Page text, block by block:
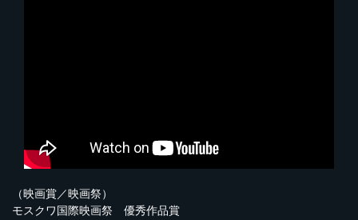
（映画賞／映画祭）
モスクワ国際映画祭 優秀作品賞